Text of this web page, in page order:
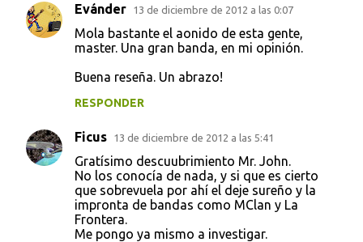
Evánder 13 de diciembre de 2012 a las 0:07
Mola bastante el aonido de esta gente,
master. Una gran banda, en mi opinión.
Buena reseña. Un abrazo!
RESPONDER
Ficus 13 de diciembre de 2012 a las 5:41
Gratísimo descuubrimiento Mr. John.
No los conocía de nada, y si que es cierto
que sobrevuela por ahí el deje sureño y la
impronta de bandas como MClan y La
Frontera.
Me pongo ya mismo a investigar.